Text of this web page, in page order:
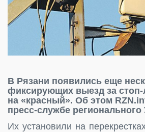
В Рязани появились еще
фиксирующих выезд за
на «красный». Об этом
пресс-службе
Их установили на